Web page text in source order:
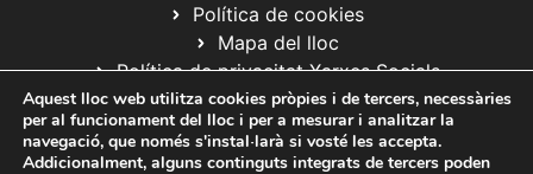
Política de cookies
Mapa del lloc
Política de privacitat Xarxes Socials
Aquest lloc web utilitza cookies pròpies i de tercers, necessàries
per al funcionament del lloc i per a mesurar i analitzar la
navegació, que només s'instal·larà si vosté les accepta.
Addicionalment, alguns continguts integrats de tercers poden